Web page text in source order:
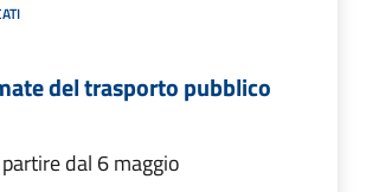
del trasporto pubblico
dal 6 maggio